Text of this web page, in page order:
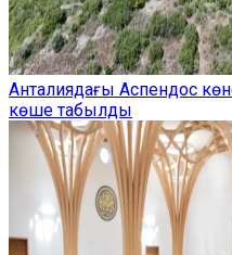
Анталиядағы Аспендос
көше табылды